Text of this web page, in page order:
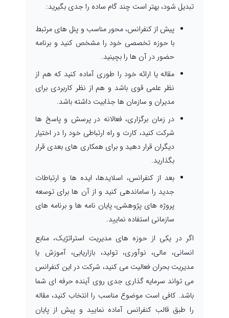
تبدیل شود، بهتر است چند گام ساده را جدی بگیرید:
پیش از کنفرانس، محور مناسب و پنل های مرتبط
با حوزه تخصصی خود را مشخص کنید و برنامه
حضور در آن ها را بچینید.
مقاله یا ارائه خود را طوری آماده کنید که هم از
نظر علمی قوی باشد و هم از نظر کاربردی برای
مدیران و سازمان ها جذابیت داشته باشد.
در زمان برگزاری، فعالانه در پرسش و پاسخ ها
شرکت کنید، کارت و راه ارتباطی خود را در اختیار
دیگران قرار دهید و برای همکاری های بعدی قرار
بگذارید.
بعد از کنفرانس، اسلایدها، ایده ها و ارتباطات
جدید را ساماندهی کنید و از آن ها برای توسعه
پروژه های پژوهشی، پایان نامه ها و برنامه های
سازمانی استفاده نمایید.
اگر در یکی از حوزه های مدیریت استراتژیک، منابع
انسانی، مالی، نوآوری، تولید، بازاریابی، آموزش یا
مدیریت بحران فعالیت می کنید، شرکت در این کنفرانس
می تواند سرمایه گذاری جدی روی آینده حرفه ای شما
باشد. کافی است موضوع مناسب را انتخاب کنید، مقاله
را طبق قالب کنفرانس آماده نمایید و پیش از پایان